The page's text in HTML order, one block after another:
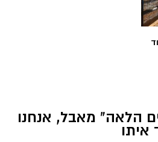
הלאה" מאבל, אנחנו
איתו